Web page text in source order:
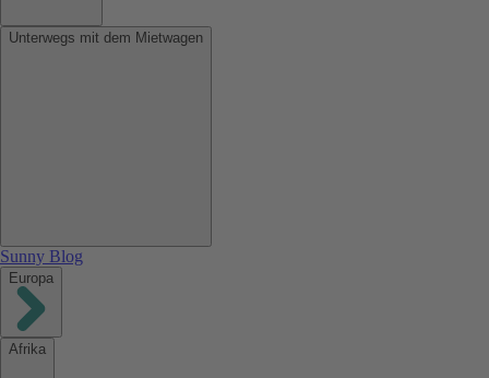
Unterwegs mit dem Mietwagen
Sunny Blog
Europa
Afrika